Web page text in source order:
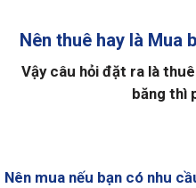
Nên thuê hay là Mua
Vậy câu hỏi đặt ra là
băng thì
Nên mua nếu bạn có nhu